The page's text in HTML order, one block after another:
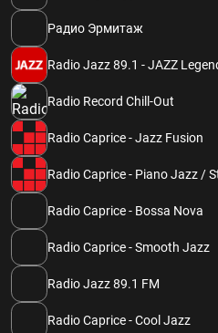
Радио Эрмитаж
Radio Jazz 89.1 - JAZZ
Radio Record Chill-Out
Radio Caprice - Jazz Fusion
Radio Caprice - Piano Jazz /
Radio Caprice - Bossa Nova
Radio Caprice - Smooth Jazz
Radio Jazz 89.1 FM
Radio Caprice - Cool Jazz